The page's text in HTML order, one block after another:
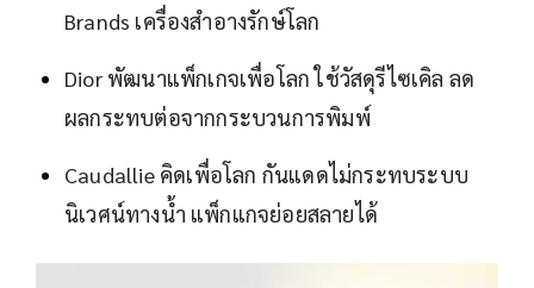
Brands เครื่องสำอางรักษ์โลก
Dior พัฒนาแพ็กเกจเพื่อโลก ใช้วัสดุรีไซเคิล ลด
ผลกระทบต่อจากกระบวนการพิมพ์
Caudallie คิดเพื่อโลก กันแดดไม่กระทบระบบ
นิเวศน์ทางน้ำ แพ็กแกจย่อยสลายได้